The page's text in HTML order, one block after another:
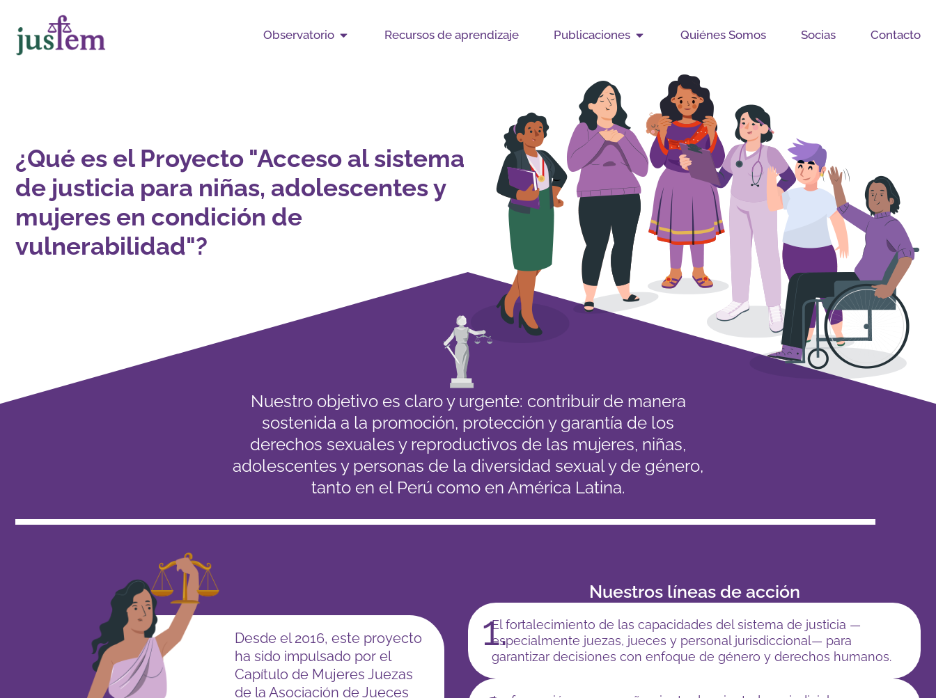
contenido
Observatorio Open Observatorio
Recursos de aprendizaje Publicaciones Open Publicaciones
Quiénes Somos Socias Contacto
¿Qué es el Proyecto "Acceso al sistema
de justicia para niñas, adolescentes y
mujeres en condición de
vulnerabilidad"?
Nuestro objetivo es claro y urgente: contribuir de manera
sostenida a la promoción, protección y garantía de los
derechos sexuales y reproductivos de las mujeres, niñas,
adolescentes y personas de la diversidad sexual y de género,
tanto en el Perú como en América Latina.
Desde el 2016, este proyecto
ha sido impulsado por el
Capítulo de Mujeres Juezas
de la Asociación de Jueces
Nuestros líneas de acción
1.
El fortalecimiento de las capacidades del sistema de justicia —
especialmente juezas, jueces y personal jurisdiccional— para
garantizar decisiones con enfoque de género y derechos humanos.